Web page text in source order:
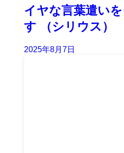
イヤな言葉遣い
す （シリウス）
2025年8月7日